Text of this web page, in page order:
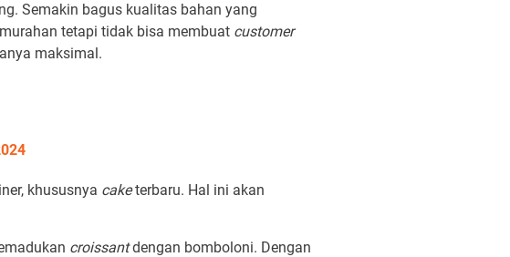
Semakin bagus kualitas bahan yang
tetapi tidak bisa membuat customer
maksimal.
khususnya caketerbaru. Hal ini akan
croissantdengan bomboloni. Dengan